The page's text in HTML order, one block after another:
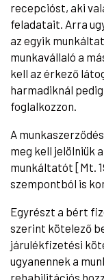
recepcióst, aki
feladatait. Arra
az egyik
munkavállaló a
kell az érkező
harmadiknál
foglalkozzon.
A
meg kell jelölniük
munkáltatót [Mt.
szempontból is
Egyrészt a bért
szerint kötelező
járulékfizetési
ugyanennek a
rehabilitációs